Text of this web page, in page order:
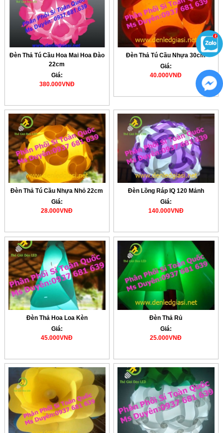
Đèn Thả Tú Cầu Hoa Mai Hoa Đào
22cm
Giá:
380.000VNĐ
Đèn Thả Tú Cầu Nhựa 30cm
Giá:
40.000VNĐ
Đèn Thả Tú Cầu Nhựa Nhỏ 22cm
Giá:
28.000VNĐ
Đèn Lồng Ráp IQ 120 Mảnh
Giá:
140.000VNĐ
Đèn Thả Hoa Loa Kèn
Giá:
45.000VNĐ
Đèn Thả Rủ
Giá:
25.000VNĐ